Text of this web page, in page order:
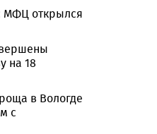
открылся
на 18
в Вологде
с